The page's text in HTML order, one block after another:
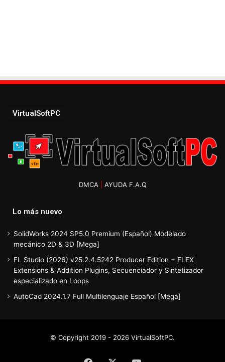
VirtualSoftPC
DMCA AYUDA F.A.Q
Lo más nuevo
SolidWorks 2024 SP5.0 Premium (Español) Modelado
mecánico 2D & 3D [Mega]
FL Studio (2026) v25.2.4.5242 Producer Edition + FLEX
Extensions & Addition Plugins, Secuenciador y Sintetizador
especializado en Loops
AutoCad 2024.1.7 Full Multilenguaje Español [Mega]
© Copyright 2019 - 2026 VirtualSoftPC.